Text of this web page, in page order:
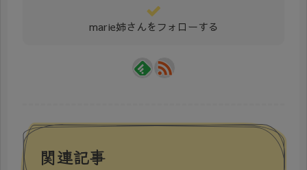
marie姉さんをフォローする
関連記事